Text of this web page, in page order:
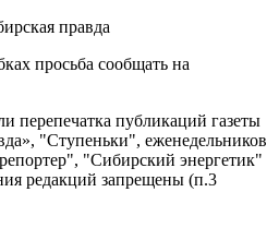
правда
просьба сообщать на
перепечатка публикаций газеты
"Ступеньки", еженедельников
"Сибирский энергетик"
редакций запрещены (п.3